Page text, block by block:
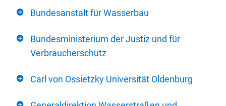
Bundesanstalt für Wasserbau
Bundesministerium der Justiz und für
Verbraucherschutz
Carl von Ossietzky Universität Oldenburg